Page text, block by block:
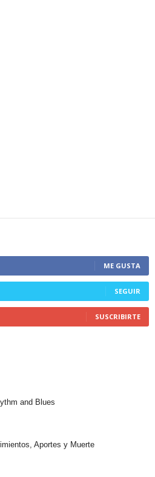
ME GUSTA
SEGUIR
SUSCRIBIRTE
and Blues
Aportes y Muerte